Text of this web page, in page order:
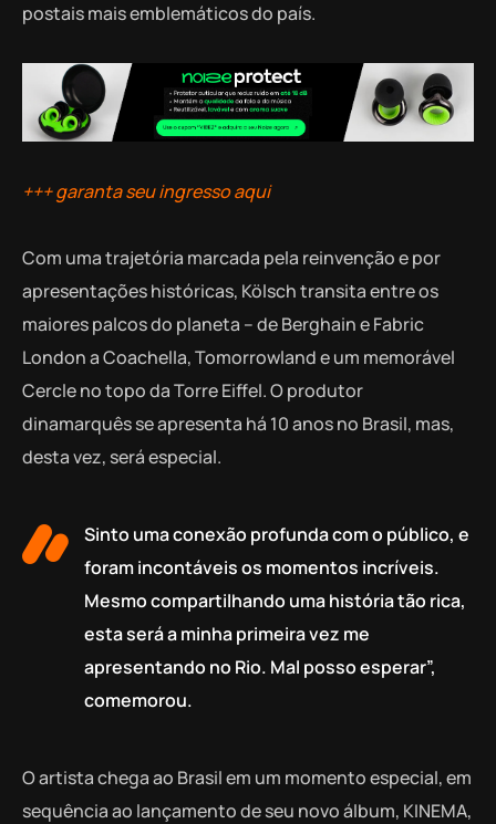
postais mais emblemáticos do país.
+++ garanta seu ingresso aqui
Com uma trajetória marcada pela reinvenção e por
apresentações históricas, Kölsch transita entre os
maiores palcos do planeta – de Berghain e Fabric
London a Coachella, Tomorrowland e um memorável
Cercle no topo da Torre Eiffel. O produtor
dinamarquês se apresenta há 10 anos no Brasil, mas,
desta vez, será especial.
Sinto uma conexão profunda com o público, e
foram incontáveis os momentos incríveis.
Mesmo compartilhando uma história tão rica,
esta será a minha primeira vez me
apresentando no Rio. Mal posso esperar”,
comemorou.
O artista chega ao Brasil em um momento especial, em
sequência ao lançamento de seu novo álbum, KINEMA,